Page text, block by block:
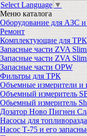
Select Language ▼
Меню каталога
Оборудование для АЗС и
Ремонт
Комплектующие для ТРК
Запасные части ZVA
Запасные части ZVA
Запасные части OPW
Фильтры для ТРК
Объемные измерители и
Объемный измеритель
Обьемный измеритель
Дозатор Ново Пигнен
Насосы для
Насос Т-75 и его